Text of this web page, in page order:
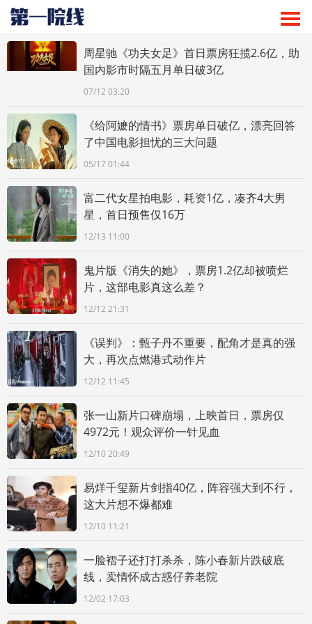
周星驰《功夫女足》首日票房狂揽2.6亿，助
国内影市时隔五月单日破3亿
07/12 03:20
《给阿嬷的情书》票房单日破亿，漂亮回答
了中国电影担忧的三大问题
05/17 01:44
富二代女星拍电影，耗资1亿，凑齐4大男
星，首日预售仅16万
12/13 11:00
鬼片版《消失的她》，票房1.2亿却被喷烂
片，这部电影真这么差？
12/12 21:31
《误判》：甄子丹不重要，配角才是真的强
大，再次点燃港式动作片
12/12 11:45
张一山新片口碑崩塌，上映首日，票房仅
4972元！观众评价一针见血
12/10 20:49
易烊千玺新片剑指40亿，阵容强大到不行，
这大片想不爆都难
12/10 11:21
一脸褶子还打打杀杀，陈小春新片跌破底
线，卖情怀成古惑仔养老院
12/02 17:03